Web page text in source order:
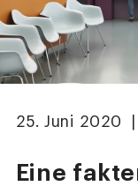
25. Juni 2020
Eine